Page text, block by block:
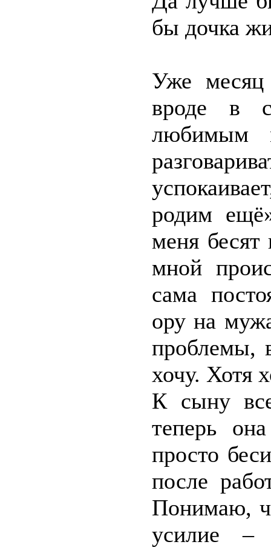
бы дочка
Уже месяц
вроде в
любимым
родим
меня бесят
мной
сама
ору на
проблемы,
хочу. Хотя
К сыну
теперь
просто
после
Понимаю,
усилие